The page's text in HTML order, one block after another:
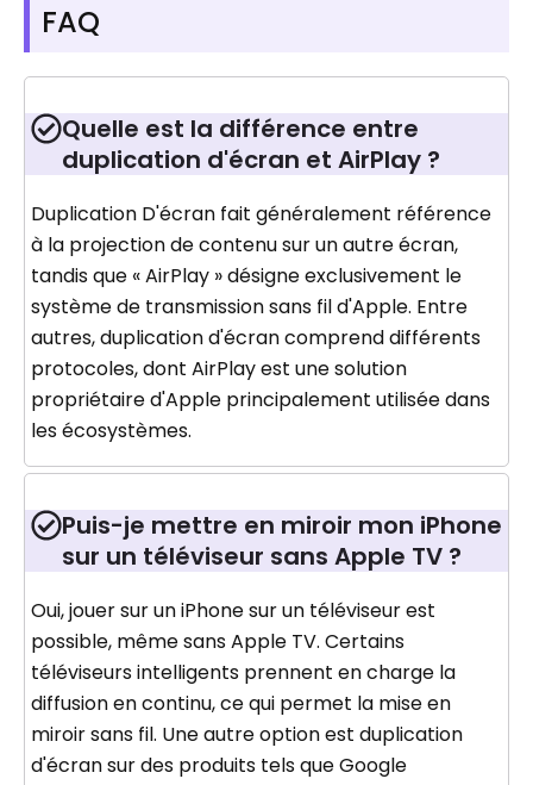
FAQ
Quelle est la différence entre
duplication d'écran et AirPlay ?
Duplication D'écran fait généralement référence
à la projection de contenu sur un autre écran,
tandis que « AirPlay » désigne exclusivement le
système de transmission sans fil d'Apple. Entre
autres, duplication d'écran comprend différents
protocoles, dont AirPlay est une solution
propriétaire d'Apple principalement utilisée dans
les écosystèmes.
Puis-je mettre en miroir mon iPhone
sur un téléviseur sans Apple TV ?
Oui, jouer sur un iPhone sur un téléviseur est
possible, même sans Apple TV. Certains
téléviseurs intelligents prennent en charge la
diffusion en continu, ce qui permet la mise en
miroir sans fil. Une autre option est duplication
d'écran sur des produits tels que Google